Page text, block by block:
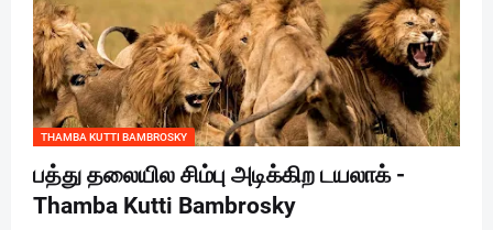
THAMBA KUTTI BAMBROSKY
பத்து தலையில சிம்பு அடிக்கிற டயலாக் -
Thamba Kutti Bambrosky